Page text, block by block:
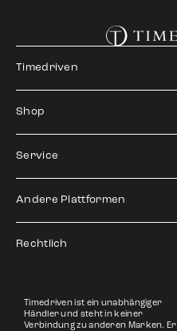
Timedriven
Shop
Service
Andere Plattformen
Rechtlich
Timedriven ist ein unabhängiger
Händler und steht in keiner
Verbindung zu anderen Marken. Er